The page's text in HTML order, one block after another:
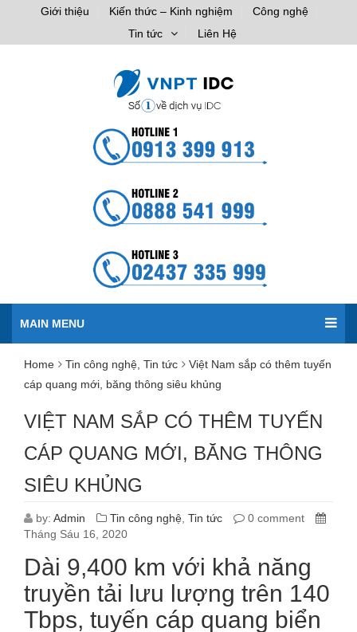
Giới thiệu Kiến thức – Kinh nghiệm
Công nghệ
Tin tức
Liên Hệ
MAIN MENU
Home Tin công nghệ Tin tức
Việt Nam sắp có thêm tuyến
cáp quang mới, băng thông siêu khủng
VIỆT NAM SẮP CÓ THÊM TUYẾN
CÁP QUANG MỚI, BĂNG THÔNG
SIÊU KHỦNG
by: Admin Tin công nghệ Tin tức
0 comment
Tháng Sáu 16, 2020
Dài 9,400 km với khả năng
truyền tải lưu lượng trên 140
Tbps, tuyến cáp quang biển